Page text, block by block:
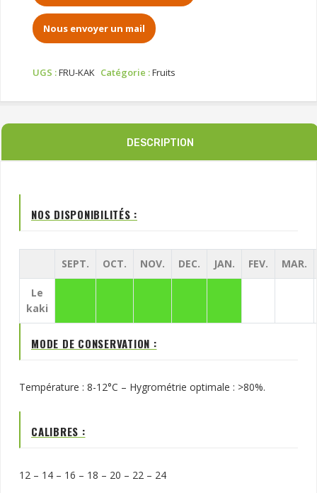
Nous envoyer un mail
UGS :FRU-KAK Catégorie :Fruits
DESCRIPTION
NOS DISPONIBILITÉS :
SEPT. OCT. NOV. DEC. JAN. FEV. MAR.
Le
kaki
MODE DE CONSERVATION :
Température : 8-12°C – Hygrométrie optimale : >80%.
CALIBRES :
12 – 14 – 16 – 18 – 20 – 22 – 24